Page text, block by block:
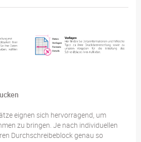
eignen sich hervorragend, um
zu bringen. Je nach individuellen
Durchschreibeblock genau so